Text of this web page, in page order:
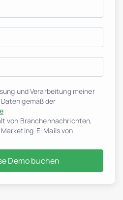
und Verarbeitung meiner
gemäß der
von Branchennachrichten,
E-Mails von
Demo buchen